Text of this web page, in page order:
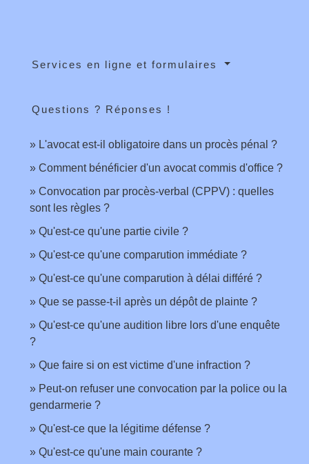
Services en ligne et formulaires
Questions ? Réponses !
L'avocat est-il obligatoire dans un procès pénal ?
Comment bénéficier d'un avocat commis d'office ?
Convocation par procès-verbal (CPPV) : quelles
sont les règles ?
Qu'est-ce qu'une partie civile ?
Qu'est-ce qu'une comparution immédiate ?
Qu'est-ce qu'une comparution à délai différé ?
Que se passe-t-il après un dépôt de plainte ?
Qu'est-ce qu'une audition libre lors d'une enquête
?
Que faire si on est victime d'une infraction ?
Peut-on refuser une convocation par la police ou la
gendarmerie ?
Qu'est-ce que la légitime défense ?
Qu'est-ce qu'une main courante ?